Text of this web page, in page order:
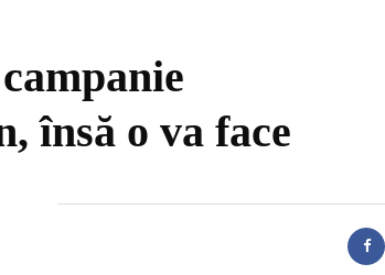
însă o va face